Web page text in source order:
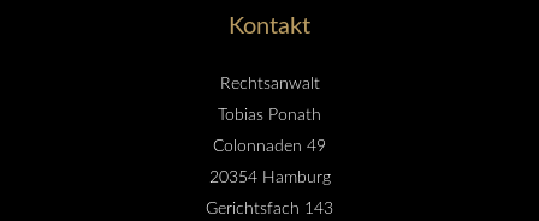
Kontakt
Rechtsanwalt
Tobias Ponath
Colonnaden 49
20354 Hamburg
Gerichtsfach 143